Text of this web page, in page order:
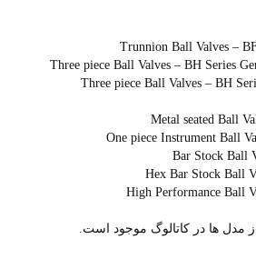
Trunnion Ball Valves –
Three piece Ball Valves – BH Series
Three piece Ball Valves – BH
Metal seated Ball
One piece Instrument Ball
Bar Stock Ball
Hex Bar Stock Ball
High Performance Ball
مدل ها در کاتالوگ موجود است.